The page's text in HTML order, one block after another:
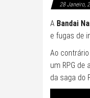
28 Janeiro,
A Bandai
e fugas de
Ao
um RPG de
da saga do